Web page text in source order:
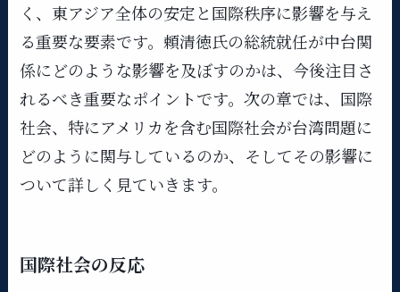
く、東アジア全体の安定と国際秩序に影響を与え
る重要な要素です。頼清徳氏の総統就任が中台関
係にどのような影響を及ぼすのかは、今後注目さ
れるべき重要なポイントです。次の章では、国際
社会、特にアメリカを含む国際社会が台湾問題に
どのように関与しているのか、そしてその影響に
ついて詳しく見ていきます。
国際社会の反応